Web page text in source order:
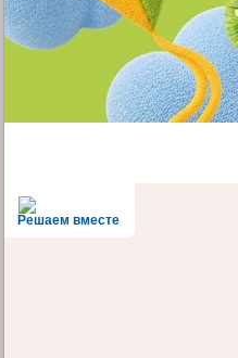
Решаем вместе